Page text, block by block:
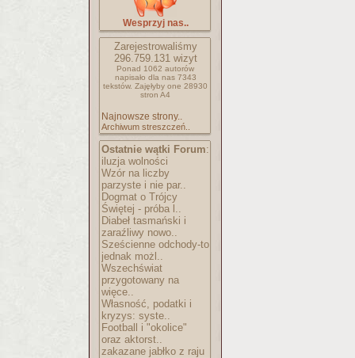
Wesprzyj nas..
Zarejestrowaliśmy
296.759.131wizyt
Ponad 1062 autorów
napisało dla nas 7343
tekstów. Zajęłyby one 28930
stron A4
Najnowsze strony..
Archiwum streszczeń..
Ostatnie wątki Forum:
iluzja wolności
Wzór na liczby
parzyste i nie par..
Dogmat o Trójcy
Świętej - próba l..
Diabeł tasmański i
zaraźliwy nowo..
Sześcienne odchody-to
jednak możl..
Wszechświat
przygotowany na
więce..
Własność, podatki i
kryzys: syste..
Football i "okolice"
oraz aktorst..
zakazane jabłko z raju